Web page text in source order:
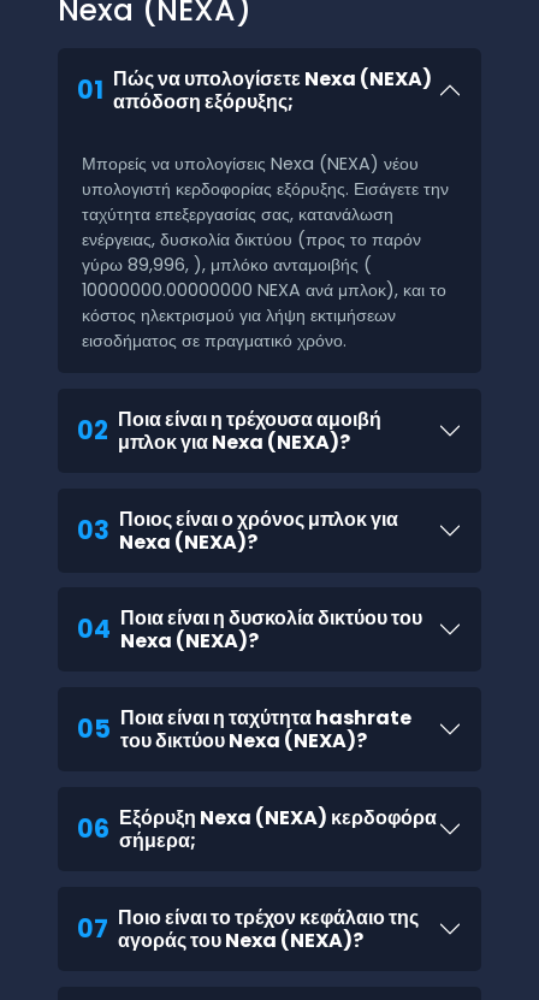
Nexa (NEXA)
01 Πώς να υπολογίσετε Nexa (NEXA)
απόδοση εξόρυξης;
Μπορείς να υπολογίσεις Nexa (NEXA) νέου
υπολογιστή κερδοφορίας εξόρυξης. Εισάγετε την
ταχύτητα επεξεργασίας σας, κατανάλωση
ενέργειας, δυσκολία δικτύου (προς το παρόν
γύρω 89,996, ), μπλόκο ανταμοιβής (
10000000.00000000 NEXA ανά μπλοκ), και το
κόστος ηλεκτρισμού για λήψη εκτιμήσεων
εισοδήματος σε πραγματικό χρόνο.
02 Ποια είναι η τρέχουσα αμοιβή
μπλοκ για Nexa (NEXA)?
03 Ποιος είναι ο χρόνος μπλοκ για
Nexa (NEXA)?
04 Ποια είναι η δυσκολία δικτύου του
Nexa (NEXA)?
05 Ποια είναι η ταχύτητα hashrate
του δικτύου Nexa (NEXA)?
06 Εξόρυξη Nexa (NEXA) κερδοφόρα
σήμερα;
07 Ποιο είναι το τρέχον κεφάλαιο της
αγοράς του Nexa (NEXA)?